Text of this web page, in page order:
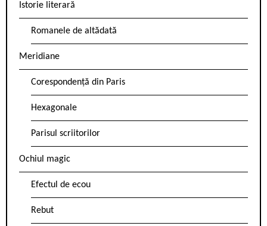
Istorie literară
Romanele de altădată
Meridiane
Corespondență din Paris
Hexagonale
Parisul scriitorilor
Ochiul magic
Efectul de ecou
Rebut